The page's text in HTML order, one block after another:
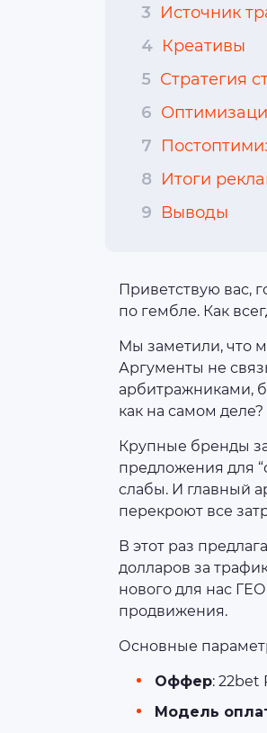
3 Источник
4 Креативы
5 Стратегия
6
7
8 Итоги
9 Выводы
Приветствую вас,
по гембле. Как
Мы заметили, что
Аргументы не
арбитражниками,
как на самом деле?
Крупные бренды
предложения для
слабы. И главный
перекроют все
В этот раз
долларов за
нового для нас
продвижения.
Основные
Оффер: 22bet
Модель